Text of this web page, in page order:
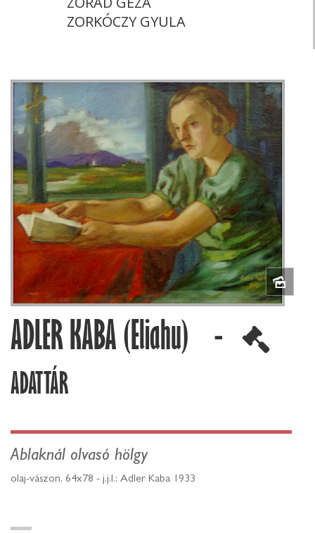
ZORKÓCZY GYULA
ADLER KABA (Eliahu) -
ADATTÁR
Ablaknál olvasó hölgy
olaj-vászon, 64x78 - j.j.l.: Adler Kaba 1933